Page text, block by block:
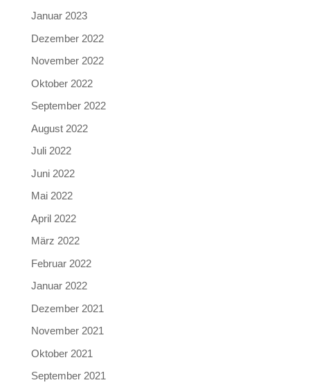
Januar 2023
Dezember 2022
November 2022
Oktober 2022
September 2022
August 2022
Juli 2022
Juni 2022
Mai 2022
April 2022
März 2022
Februar 2022
Januar 2022
Dezember 2021
November 2021
Oktober 2021
September 2021